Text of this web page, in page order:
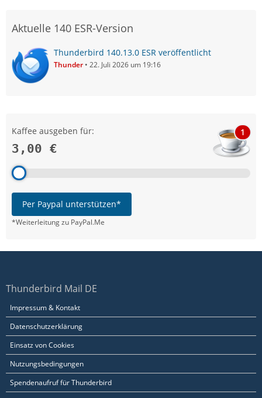
Aktuelle 140 ESR-Version
Thunderbird 140.13.0 ESR veröffentlicht
Thunder 22. Juli 2026 um 19:16
Kaffee ausgeben für:
3,00 €
1
Per Paypal unterstützen*
*Weiterleitung zu PayPal.Me
Thunderbird Mail DE
Impressum & Kontakt
Datenschutzerklärung
Einsatz von Cookies
Nutzungsbedingungen
Spendenaufruf für Thunderbird